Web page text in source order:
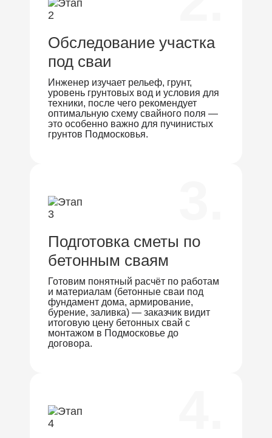
Обследование участка
под сваи
Инженер изучает рельеф, грунт,
уровень грунтовых вод и условия для
техники, после чего рекомендует
оптимальную схему свайного поля —
это особенно важно для пучинистых
грунтов Подмосковья.
Подготовка сметы по
бетонным сваям
Готовим понятный расчёт по работам
и материалам (бетонные сваи под
фундамент дома, армирование,
бурение, заливка) — заказчик видит
итоговую цену бетонных свай с
монтажом в Подмосковье до
договора.